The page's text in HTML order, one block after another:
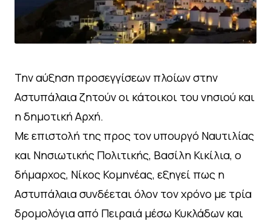
Την αύξηση προσεγγίσεων πλοίων στην
Αστυπάλαια ζητούν οι κάτοικοι του νησιού και
η δημοτική Αρχή.
Με επιστολή της προς τον υπουργό Ναυτιλίας
και Νησιωτικής Πολιτικής, Βασίλη Κικίλια, ο
δήμαρχος, Νίκος Κομηνέας, εξηγεί πως η
Αστυπάλαια συνδέεται όλον τον χρόνο με τρία
δρομολόγια από Πειραιά μέσω Κυκλάδων και